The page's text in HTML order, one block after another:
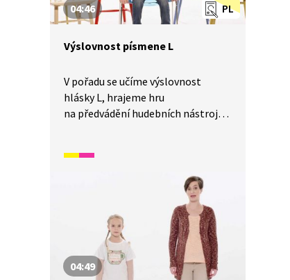
PL
04:46
Výslovnost písmene L
V pořadu se učíme výslovnost
hlásky L, hrajeme hru
na předvádění hudebních nástrojů,
básničku na písmeno L. Dále se
04:49